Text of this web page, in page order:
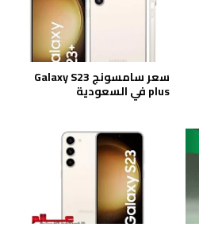
سعر سامسونج Galaxy S23
plus في السعودية